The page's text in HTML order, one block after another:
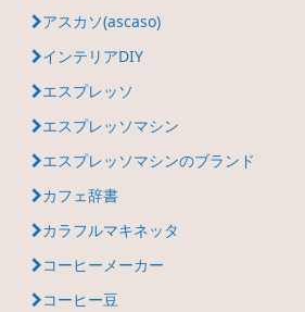
アスカソ(ascaso)
インテリアDIY
エスプレッソ
エスプレッソマシン
エスプレッソマシンのブランド
カフェ辞書
カラフルマキネッタ
コーヒーメーカー
コーヒー豆